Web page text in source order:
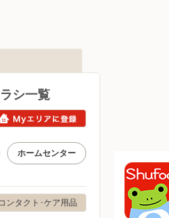
シ一覧
ホームセンター
ンタクト･ケア用品